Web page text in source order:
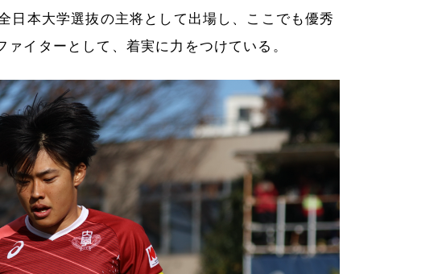
日本大学選抜の主将として出場し、ここでも優秀
イターとして、着実に力をつけている。